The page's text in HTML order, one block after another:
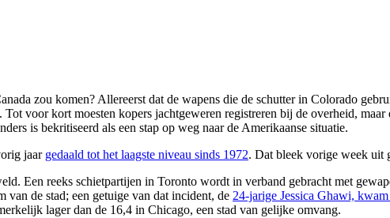
zou komen? Allereerst dat de wapens die de schutter in Colorado
voor kort moesten kopers jachtgeweren registreren bij de overheid, maar
is bekritiseerd als een stap op weg naar de Amerikaanse situatie.
jaar gedaald tot het laagste niveau sinds 1972. Dat bleek vorige week uit
Een reeks schietpartijen in Toronto wordt in verband gebracht met
de stad; een getuige van dat incident, de 24-jarige Jessica Ghawi,
lager dan de 16,4 in Chicago, een stad van gelijke omvang.